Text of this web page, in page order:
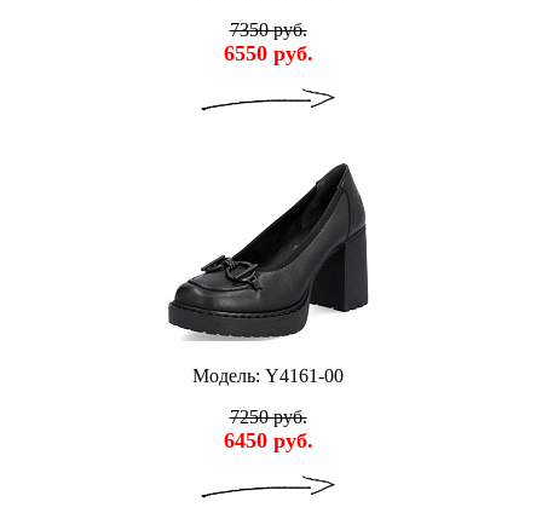
7350 руб.
6550 руб.
Модель: Y4161-00
7250 руб.
6450 руб.